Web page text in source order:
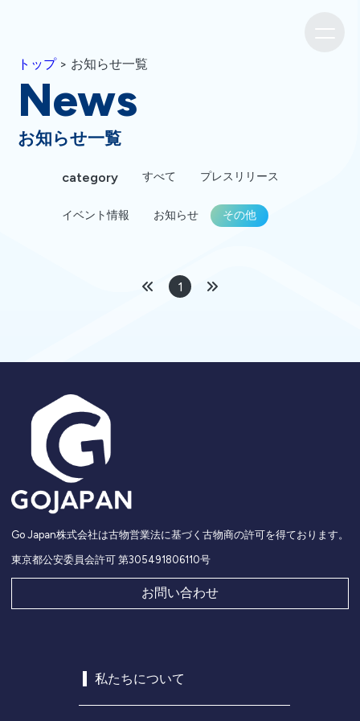
トップ> お知らせ一覧
News
お知らせ一覧
すべて プレスリリース
イベント情報 お知らせ その他
1
Go Japan株式会社は古物営業法に基づく古物商の許可を得ております。
東京都公安委員会許可 第305491806110号
お問い合わせ
私たちについて